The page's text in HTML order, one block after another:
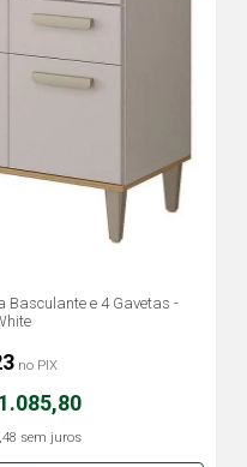
Basculante e 4 Gavetas -
sem juros
no PIX